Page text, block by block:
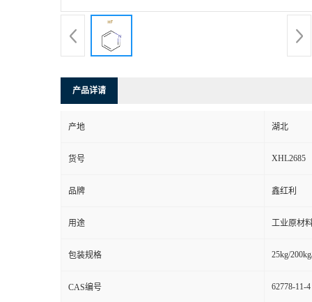
产品详请
产地 湖北
货号 XHL2685
品牌 鑫红利
用途 工业原材
包装规格 25kg/
CAS编号 62778-11-4